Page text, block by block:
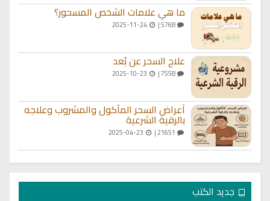
ما هي علامات الشخص المسحور؟
5768 |
2025-11-24
علاج السحر عن بُعد
7558 |
أعراض السحر المأكول والمشروب وعلاجه
بالرقية الشرعية
جديد الكتب